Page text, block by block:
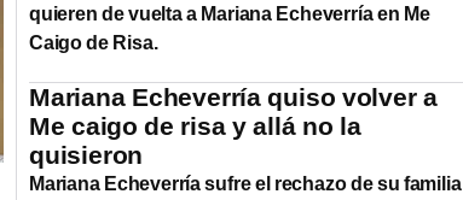
quieren de vuelta a Mariana Echeverría en Me
Caigo de Risa.
Mariana Echeverría quiso volver a
Me caigo de risa y allá no la
quisieron
Mariana Echeverría sufre el rechazo de su familia